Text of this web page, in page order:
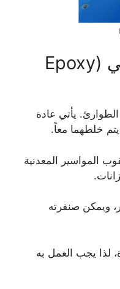
1. معجون الإيبوكسي (Epoxy
يأتي عادة
خلطهما معاً.
المواسير المعدنية
ويمكن صنفرته
لذا يجب العمل به